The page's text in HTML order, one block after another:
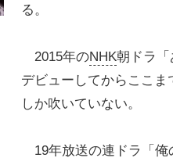
る。
2015年のNHK朝ドラ
デビューしてからここ
しか吹いていない。
19年放送の連ドラ「俺